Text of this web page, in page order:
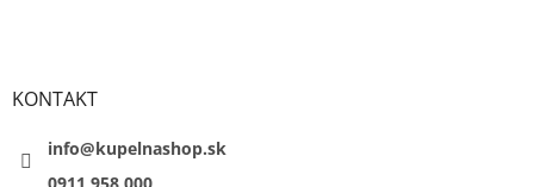
KONTAKT
info@kupelnashop.sk
0911 958 000